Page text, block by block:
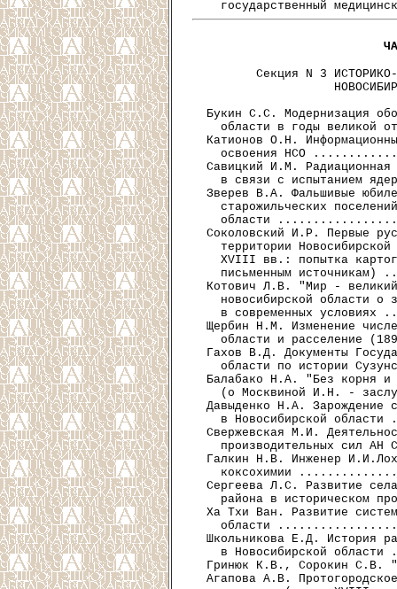
Секция N 3
Букин С.С. Модернизация
области в годы великой
Катионов О.Н.
освоения НСО
Савицкий И.М.
в связи с испытанием
Зверев В.А. Фальшивые
старожильческих
области
Соколовский И.Р. Первые
территории
XVIII вв.: попытка
письменным источникам)
Котович Л.В. "Мир -
новосибирской области о
в современных условиях
Щербин Н.М. Изменение
области и расселение
Гахов В.Д. Документы
области по истории
Балабако Н.А. "Без корня и
(о Москвиной И.Н. -
Давыденко Н.А. Зарождение
в Новосибирской области
Свержевская М.И.
производительных сил АН
Галкин Н.В. Инженер
коксохимии
Сергеева Л.С. Развитие
района в историческом
Ха Тхи Ван. Развитие
области
Школьникова Е.Д. История
в Новосибирской области
Гринюк К.В., Сорокин С.В.
Агапова А.В.